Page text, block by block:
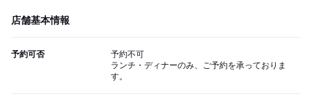
店舗基本情報
予約可否
予約不可
ランチ・ディナーのみ、ご予約を承っておりま
す。